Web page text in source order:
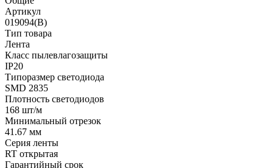
Артикул
019094(B)
Тип товара
Лента
Класс пылевлагозащиты
IP20
Типоразмер светодиода
SMD 2835
Плотность светодиодов
168 шт/м
Минимальный отрезок
41.67 мм
Серия ленты
RT открытая
Гарантийный срок